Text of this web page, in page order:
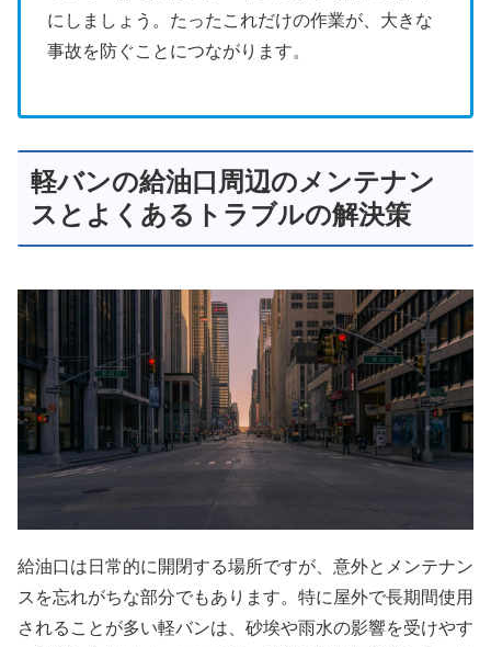
にしましょう。たったこれだけの作業が、大きな
事故を防ぐことにつながります。
軽バンの給油口周辺のメンテナン
スとよくあるトラブルの解決策
給油口は日常的に開閉する場所ですが、意外とメンテナン
スを忘れがちな部分でもあります。特に屋外で長期間使用
されることが多い軽バンは、砂埃や雨水の影響を受けやす